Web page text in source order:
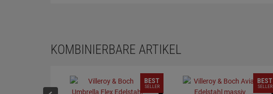
KOMBINIERBARE ARTIKEL
BEST
SELLER
BEST
SELLER